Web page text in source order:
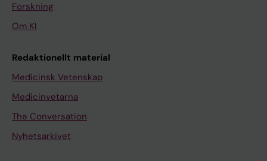
Forskning
Om KI
Redaktionellt material
Medicinsk Vetenskap
Medicinvetarna
The Conversation
Nyhetsarkivet